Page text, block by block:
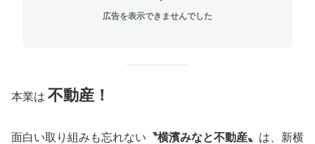
広告を表示できませんでした
本業は 不動産！
面白い取り組みも忘れない 〝横濱みなと不動産〟 は、新横